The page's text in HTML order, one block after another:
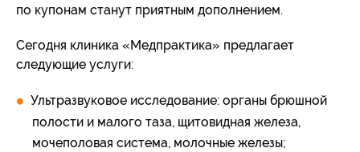
по купонам станут приятным дополнением.
Сегодня клиника «Медпрактика» предлагает
следующие услуги:
Ультразвуковое исследование: органы брюшной
полости и малого таза, щитовидная железа,
мочеполовая система, молочные железы;